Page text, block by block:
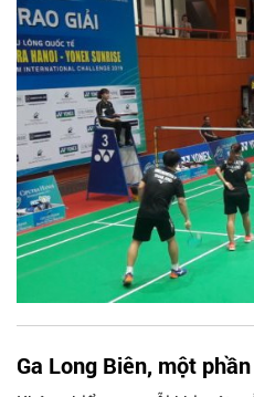
gia và vùng lãnh thổ tới tham
từ 12 - 17/3 tại Nhà thi đấu Tây
Ga Long Biên, một